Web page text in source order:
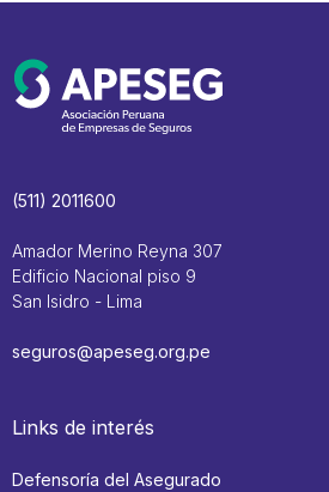
(511) 2011600
Amador Merino Reyna 307
Edificio Nacional piso 9
San Isidro - Lima
seguros@apeseg.org.pe
Links de interés
Defensoría del Asegurado